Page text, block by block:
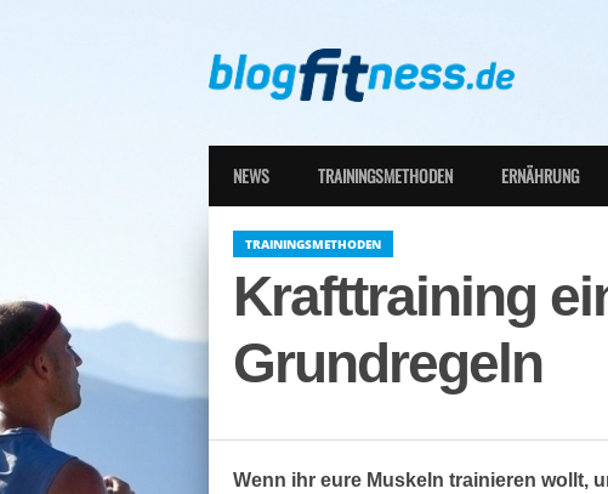
NEWS TRAININGSMETHODEN ERNÄHRUNG
TRAININGSMETHODEN
Krafttraining
Grundregeln
Wenn ihr eure Muskeln trainieren wollt,